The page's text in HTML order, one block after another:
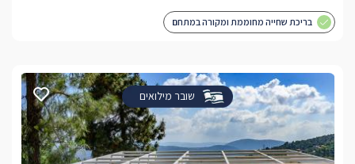
בריכת שחייה מחוממת ומקורה במתחם
שובר מילואים